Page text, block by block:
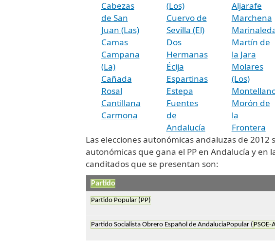
Cabezas
de San
Juan (Las)
Camas
Campana
(La)
Cañada
Rosal
Cantillana
Carmona
(Los)
Cuervo de
Sevilla (El)
Dos
Hermanas
Écija
Espartinas
Estepa
Fuentes
de
Andalucía
Aljarafe
Marchena
Martín de
la Jara
Molares
(Los)
Morón de
la
Frontera
Las elecciones autonómicas andaluzas de 2012
autonómicas que gana el PP en Andalucía y en
canditados que se presentan son:
Partido
Partido Popular (PP)
Partido Socialista Obrero Español de AndaluciaPopular ( PSOE-